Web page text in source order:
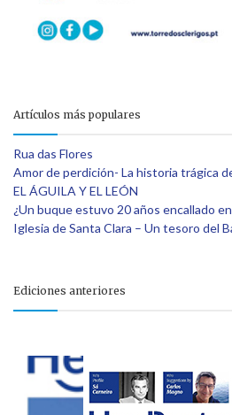
Artículos más populares
Rua das Flores
Amor de perdición- La historia trágica
EL ÁGUILA Y EL LEÓN
¿Un buque estuvo 20 años encallado en
Iglesia de Santa Clara – Un tesoro del
Ediciones anteriores